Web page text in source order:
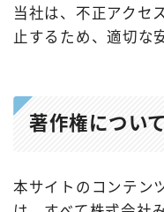
当社は、不正アクセ
止するため、適切な
著作権について
本サイトのコンテン